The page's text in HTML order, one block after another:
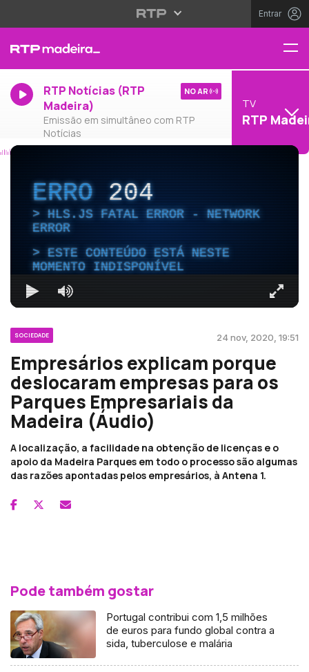
Entrar
RTP Notícias (RTP
Madeira)
Emissão em simultâneo com RTP
Notícias
NO AR
TV
RTP
ERRO204
HLS.JS FATAL ERROR - NETWORK
ERROR
ESTE CONTEÚDO ESTÁ NESTE
MOMENTO INDISPONÍVEL
SOCIEDADE 24 nov, 2020, 19:51
Empresários explicam porque
deslocaram empresas para os
Parques Empresariais da
Madeira (Áudio)
A localização, a facilidade na obtenção de licenças e o
apoio da Madeira Parques em todo o processo são algumas
das razões apontadas pelos empresários, à Antena 1.
Pode também gostar
Portugal contribui com 1,5 milhões
de euros para fundo global contra a
sida, tuberculose e malária